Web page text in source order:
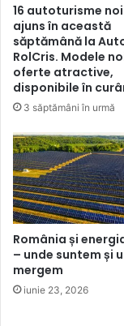
16 autoturisme
ajuns în această
săptămână la
RolCris. Modele
oferte atractive,
disponibile în
3 săptămâni în urmă
România și
– unde suntem și
mergem
iunie 23, 2026